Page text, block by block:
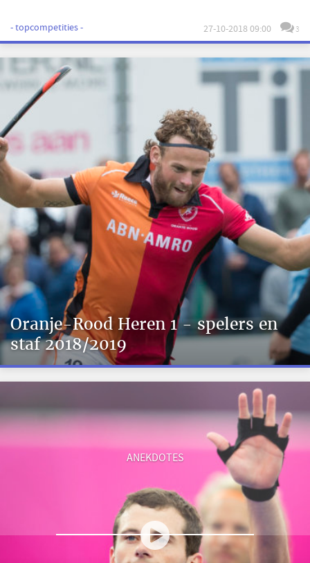
- topcompetities - 27-10-2018 09:00 3
Oranje-Rood Heren 1 - spelers en
staf 2018/2019
ANEKDOTES